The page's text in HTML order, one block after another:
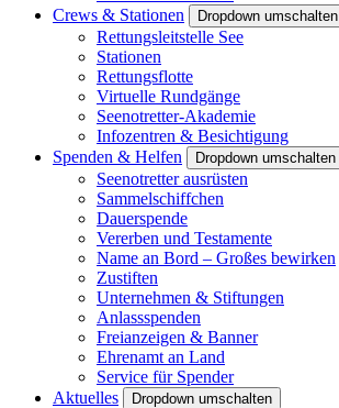
Crews & Stationen
Dropdown umschalten
Rettungsleitstelle See
Stationen
Rettungsflotte
Virtuelle Rundgänge
Seenotretter-Akademie
Infozentren & Besichtigung
Spenden & Helfen
Dropdown umschalten
Seenotretter ausrüsten
Sammelschiffchen
Dauerspende
Vererben und Testamente
Name an Bord – Großes bewirken
Zustiften
Unternehmen & Stiftungen
Anlassspenden
Freianzeigen & Banner
Ehrenamt an Land
Service für Spender
Aktuelles
Dropdown umschalten